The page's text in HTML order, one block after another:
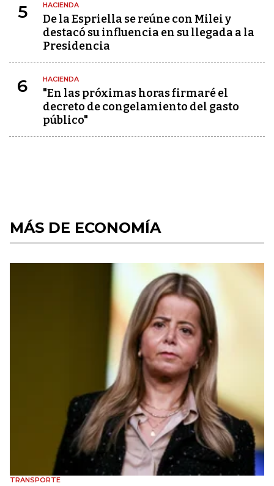
5 HACIENDA
De la Espriella se reúne con Milei y
destacó su influencia en su llegada a la
Presidencia
6 HACIENDA
"En las próximas horas firmaré el
decreto de congelamiento del gasto
público"
MÁS DE ECONOMÍA
TRANSPORTE